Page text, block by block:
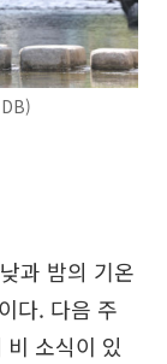
과 밤의 기온
다. 다음 주
소식이 있